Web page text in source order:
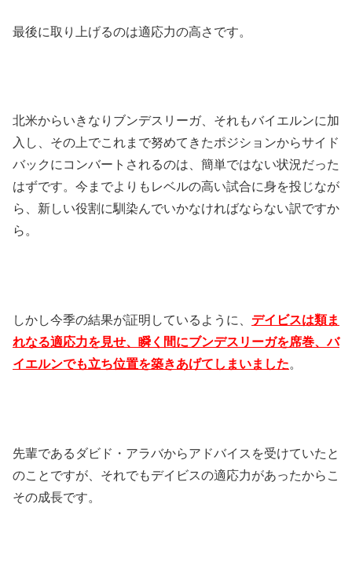
最後に取り上げるのは適応力の高さです。
北米からいきなりブンデスリーガ、それもバイエルンに加
入し、その上でこれまで努めてきたポジションからサイド
バックにコンバートされるのは、簡単ではない状況だった
はずです。今までよりもレベルの高い試合に身を投じなが
ら、新しい役割に馴染んでいかなければならない訳ですか
ら。
しかし今季の結果が証明しているように、 デイビスは類ま
れなる適応力を見せ、瞬く間にブンデスリーガを席巻、バ
イエルンでも立ち位置を築きあげてしまいました。
先輩であるダビド・アラバからアドバイスを受けていたと
のことですが、それでもデイビスの適応力があったからこ
その成長です。